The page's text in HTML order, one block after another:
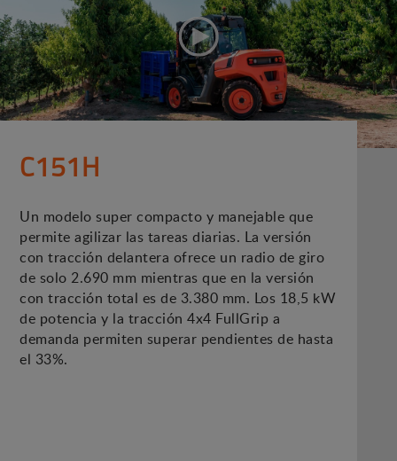
C151H
Un modelo super compacto y manejable que
permite agilizar las tareas diarias. La versión
con tracción delantera ofrece un radio de giro
de solo 2.690 mm mientras que en la versión
con tracción total es de 3.380 mm. Los 18,5 kW
de potencia y la tracción 4x4 FullGrip a
demanda permiten superar pendientes de hasta
el 33%.